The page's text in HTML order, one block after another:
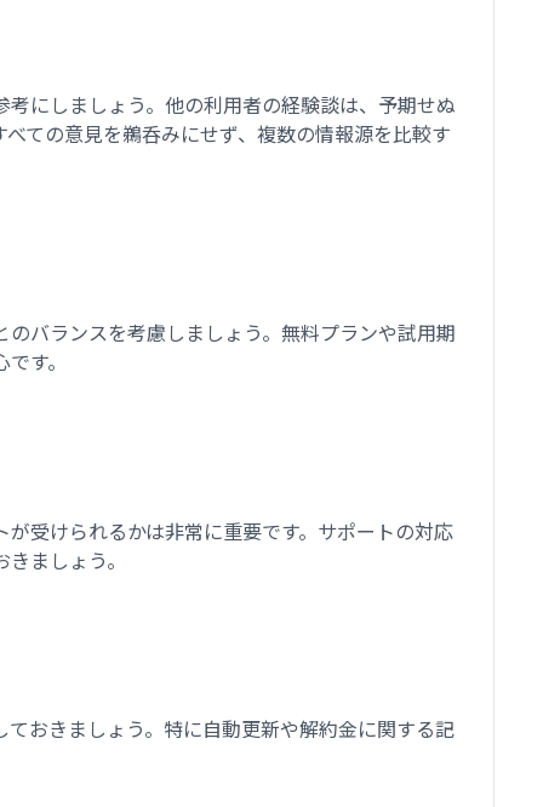
にしましょう。他の利用者の経験談は、予期せぬ
ての意見を鵜呑みにせず、複数の情報源を比較す
バランスを考慮しましょう。無料プランや試用期
す。
受けられるかは非常に重要です。サポートの対応
ましょう。
おきましょう。特に自動更新や解約金に関する記